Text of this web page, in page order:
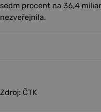
sedm procent na 36,4
nezveřejnila.
Zdroj: ČTK